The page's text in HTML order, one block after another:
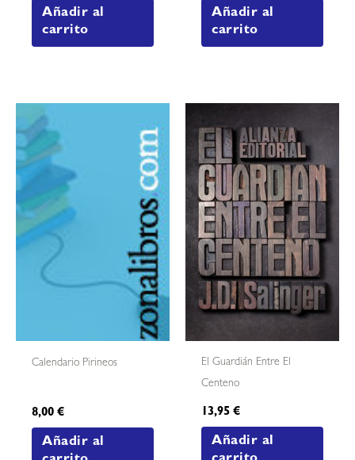
Añadir al
carrito
Añadir al
carrito
Calendario Pirineos
8,00€
Añadir al
El Guardián Entre El
Centeno
13,95€
Añadir al